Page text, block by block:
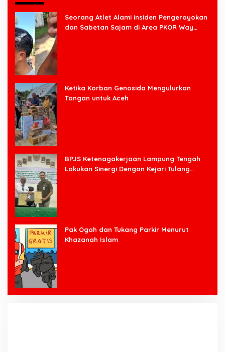
Seorang Atlet Alami insiden Pengeroyokan
dan Sabetan Sajam di Area PKOR Way
Ketika Korban Genosida Mengulurkan
Tangan untuk Aceh
BPJS Ketenagakerjaan Lampung Tengah
Lakukan Sinergi Dengan Kejari Tulang
Pak Ogah dan Tukang Parkir Menurut
Khazanah Islam